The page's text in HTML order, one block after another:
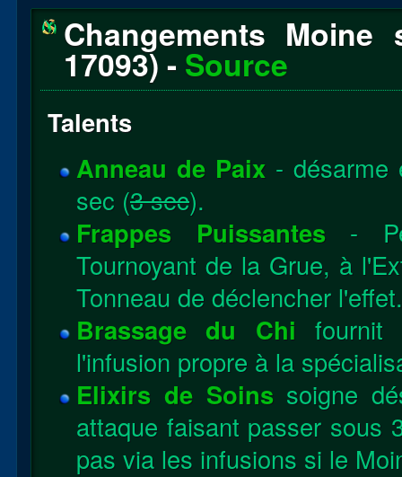
Changements
17093) - Source
Talents
Anneau de Paix - désarme
sec (3 sec).
Frappes Puissantes-
Tournoyant de la Grue, à
Tonneau de déclencher l'effet.
Brassage du Chi fournit
l'infusion propre à la
Elixirs de Soinssoigne
attaque faisant passer sous
pas via les infusions si le